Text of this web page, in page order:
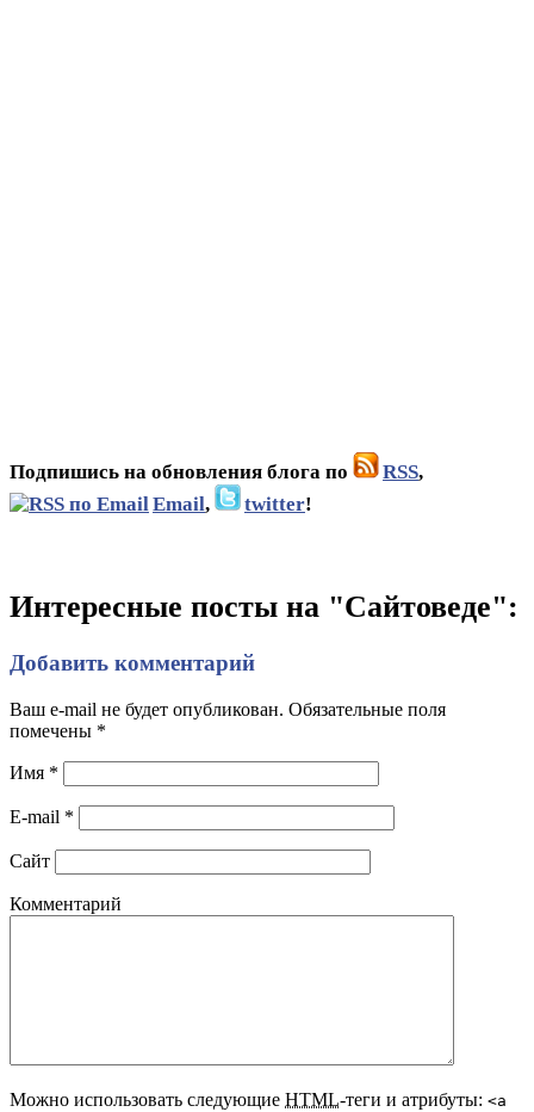
Подпишись на обновления блога по RSS,
Email, twitter!
Интересные посты на "Сайтоведе":
Добавить комментарий
Ваш e-mail не будет опубликован. Обязательные поля
помечены *
Имя *
E-mail *
Сайт
Комментарий
Можно использовать следующие HTML-теги и атрибуты: <a